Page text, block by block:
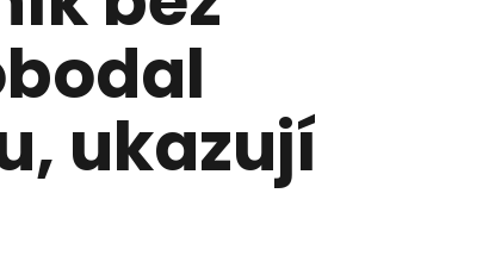
ukazují